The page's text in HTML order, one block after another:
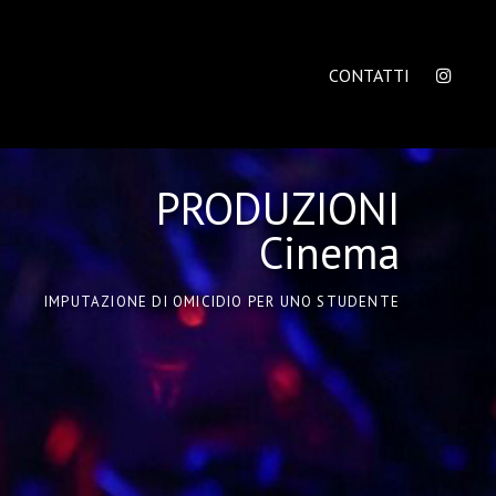
CONTATTI
PRODUZIONI
Cinema
IMPUTAZIONE DI OMICIDIO PER UNO STUDENTE